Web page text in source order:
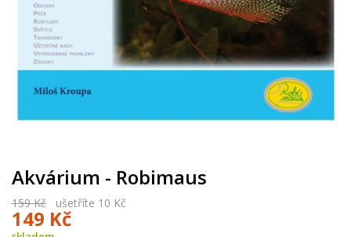
Akvárium - Robimaus
159 Kč ušetříte 10 Kč
149 Kč